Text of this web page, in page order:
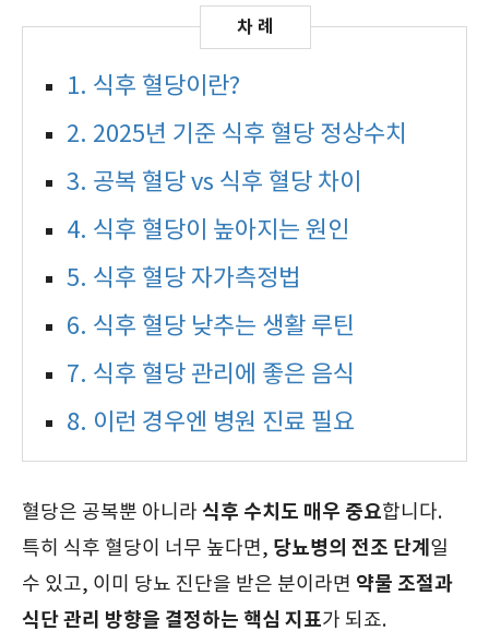
1. 식후 혈당이란?
2. 2025년 기준 식후 혈당 정상수치
3. 공복 혈당 vs 식후 혈당 차이
4. 식후 혈당이 높아지는 원인
5. 식후 혈당 자가측정법
6. 식후 혈당 낮추는 생활 루틴
7. 식후 혈당 관리에 좋은 음식
8. 이런 경우엔 병원 진료 필요
혈당은 공복뿐 아니라 식후 수치도 매우 중요합니다.
특히 식후 혈당이 너무 높다면, 당뇨병의 전조 단계 일
수 있고, 이미 당뇨 진단을 받은 분이라면 약물 조절과
식단 관리 방향을 결정하는 핵심 지표가 되죠.